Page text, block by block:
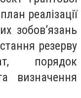
реалізації
зобов’язань
резерву
порядок
визначення